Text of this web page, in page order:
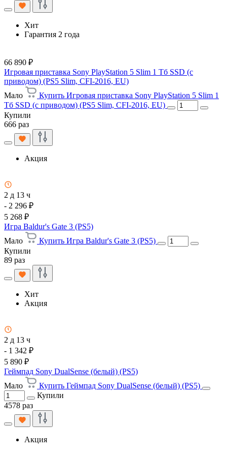
Хит
Гарантия 2 года
66 890 ₽
Игровая приставка Sony PlayStation 5 Slim 1 Тб SSD (c
приводом) (PS5 Slim, CFI-2016, EU)
Мало
Купить Игровая приставка Sony PlayStation 5 Slim 1
Тб SSD (c приводом) (PS5 Slim, CFI-2016, EU)
Купили
666 раз
Акция
2 д 13 ч
- 2 296 ₽
5 268 ₽
Игра Baldur's Gate 3 (PS5)
Мало
Купить Игра Baldur's Gate 3 (PS5)
Купили
89 раз
Хит
Акция
2 д 13 ч
- 1 342 ₽
5 890 ₽
Геймпад Sony DualSense (белый) (PS5)
Мало
Купить Геймпад Sony DualSense (белый) (PS5)
Купили
4578 раз
Акция